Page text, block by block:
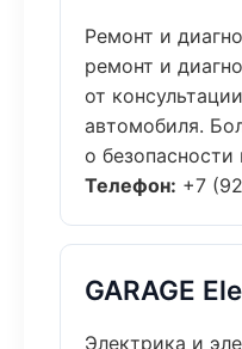
Ремонт и
ремонт и
от
автомобиля.
о безопасности
Телефон: +7
GARAGE
Электрика и